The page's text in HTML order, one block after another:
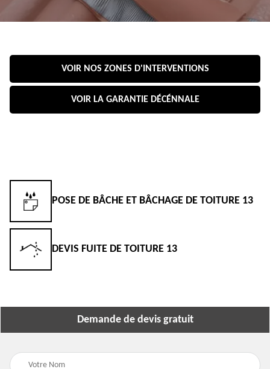
VOIR NOS ZONES D'INTERVENTIONS
VOIR LA GARANTIE DÉCÉNNALE
POSE DE BÂCHE ET BÂCHAGE DE TOITURE 13
DEVIS FUITE DE TOITURE 13
Demande de devis gratuit